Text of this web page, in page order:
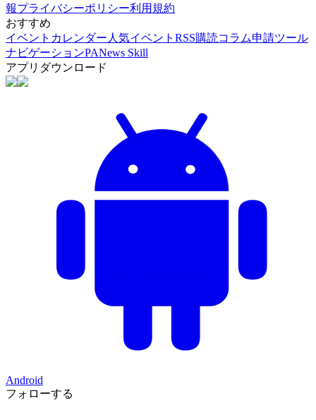
報プライバシーポリシー利用規約
おすすめ
イベントカレンダー 人気イベント RSS購読コラム申請ツール
ナビゲーションPANews Skill
アプリダウンロード
Android
フォローする